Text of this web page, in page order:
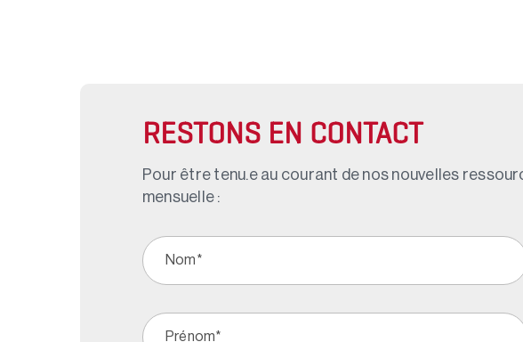
RESTONS EN CONTACT
Pour être tenu.e au courant de nos nouvelles
mensuelle :